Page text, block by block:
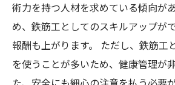
術力を持つ人材を求めている傾向が
め、鉄筋工としてのスキルアップが
報酬も上がります。 ただし、鉄筋工
を使うことが多いため、健康管理が